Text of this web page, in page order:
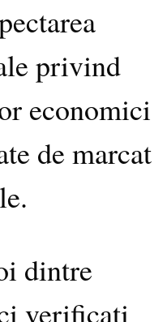
privind
economici
de marcat
dintre
verificați